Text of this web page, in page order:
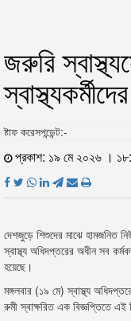
জরুরি
ষ্টাফ করেসপন্ডেন্ট:-
প্রকাশ: ১৯ মে ২০২৬ ।
দেশজুড়ে শিশুদের মাঝে হামজনিত
স্বাস্থ্য অধিদপ্তরের অধীন সব
হয়েছে।
মঙ্গলবার (১৯ মে) স্বাস্থ্য
রুমী স্বাক্ষরিত এক বিজ্ঞপ্তিতে এই